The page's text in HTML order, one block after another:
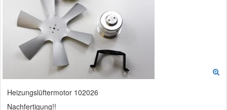
Heizungslüftermotor 102026
Nachfertigung!!